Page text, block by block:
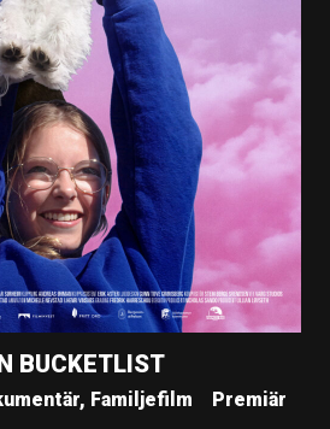
BUCKETLIST
Familjefilm
Premiär